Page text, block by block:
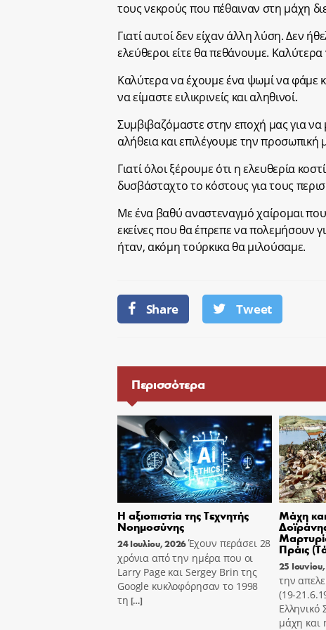
τους νεκρούς που πέθαιναν στη μάχη
Γιατί αυτοί δεν είχαν άλλη λύση. Δεν
ελεύθεροι είτε θα πεθάνουμε.
Καλύτερα να έχουμε ένα ψωμί να φάμε
να είμαστε ειλικρινείς και αληθινοί.
Συμβιβαζόμαστε στην εποχή μας για να
αλήθεια και επιλέγουμε την προσωπική
Γιατί όλοι ξέρουμε ότι η ελευθερία
δυσβάσταχτο το κόστους για τους
Με ένα βαθύ αναστεναγμό χαίρομαι που
εκείνες που θα έπρεπε να πολεμήσουν
ήταν, ακόμη τούρκικα θα μιλούσαμε.
Share Tweet
Περισσότερα
Η αξιοπιστία της Τεχνητής
Νοημοσύνης
24 Ιουλίου, 2026Έχουν περάσει 28
χρόνια από την ημέρα που οι
Larry Page και Sergey Brin της
Google κυκλοφόρησαν το 1998
τη […]
Μάχη
Πράις
25
την
(19-
Ελληνικό
μάχη και